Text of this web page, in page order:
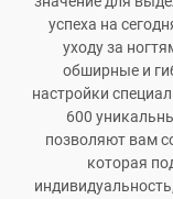
успеха на
уходу за
обширные и
настройки
600
позволяют вам
которая